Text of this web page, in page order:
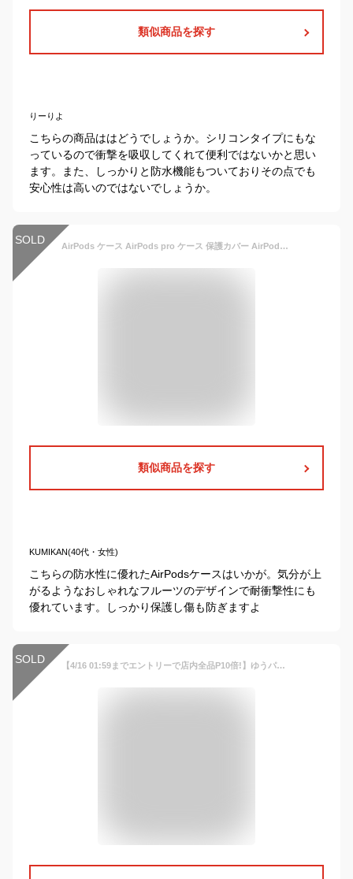
類似商品を探す
りーりよ
こちらの商品ははどうでしょうか。シリコンタイプにもな
っているので衝撃を吸収してくれて便利ではないかと思い
ます。また、しっかりと防水機能もついておりその点でも
安心性は高いのではないでしょうか。
SOLD AirPods ケース AirPods pro ケース 保護カバー AirPods proクリアケース AirPods AirPods2 ケース 可愛い 個性的 AirPods2/1イヤホンケース AirPods アクセサリー エアーポッズ ケース AirPods 保護カバー AirPodsカバー 衝撃吸収 防水 傷防止
類似商品を探す
KUMIKAN(40代・女性)
こちらの防水性に優れたAirPodsケースはいかが。気分が上
がるようなおしゃれなフルーツのデザインで耐衝撃性にも
優れています。しっかり保護し傷も防ぎますよ
SOLD 【4/16 01:59までエントリーで店内全品P10倍!】ゆうパケット送料無料 Apple AirPods ケース カバー 防塵 防水 収納ケース 耐衝撃 キズ防止 AppleワイヤレスイヤホンAirPod用 かわいい おしゃれ カラビナ付き 携帯に便利 充電可能 カラフル 星 キラキラ